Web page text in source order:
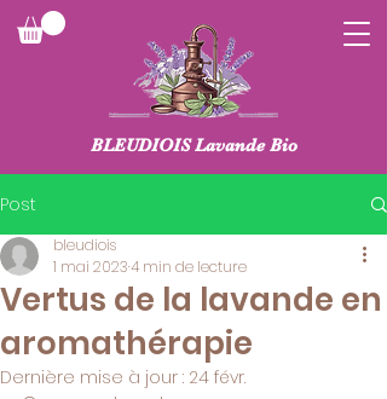
BLEUDIOIS Lavande Bio
Post
Vertus de la lavande en
aromathérapie
bleudiois
1 mai 20234 min de lecture
Dernière mise à jour : 24 févr.